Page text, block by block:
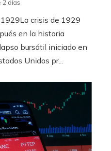
2 días
crisis de 1929
en la historia
bursátil iniciado en
Unidos pr...